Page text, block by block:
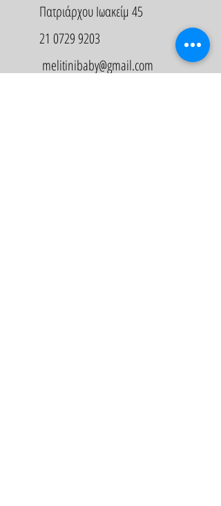
Πατριάρχου Ιωακείμ 45
21 0729 9203
melitinibaby@gmail.com